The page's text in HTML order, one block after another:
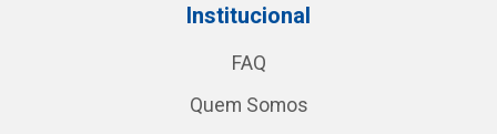
Institucional
FAQ
Quem Somos